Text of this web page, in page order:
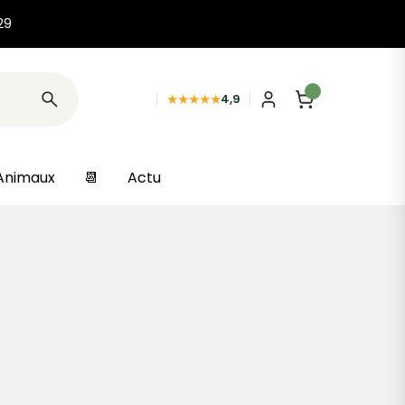
★★★★★4,9
📆 Actu